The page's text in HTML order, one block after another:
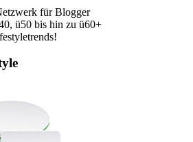
für Blogger
ü50 bis hin zu ü60+